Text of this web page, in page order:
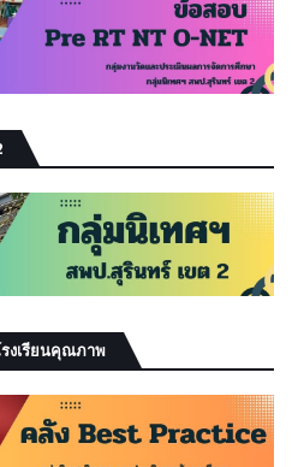
รงเรียนคุณภาพ